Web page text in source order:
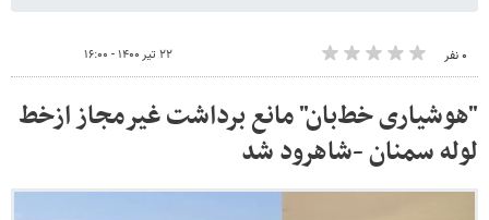
۰ نفر ۲۲ تیر ۱۴۰۰ - ۱۶:۰۰
"هوشیاری خط‌بان" مانع برداشت غیرمجاز ازخط
لوله سمنان -شاهرود شد